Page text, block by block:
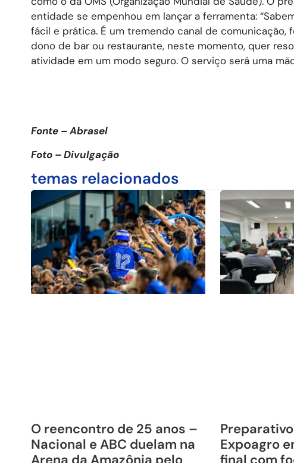
entidade se empenhou em lançar a ferramenta:
fácil e prática. É um tremendo canal de
dono de bar ou restaurante, neste momento, quer
atividade em um modo seguro. O serviço será uma
Fonte – Abrasel
Foto – Divulgação
temas relacionados
O reencontro de 25 anos –
Nacional e ABC duelam na
Expoagro